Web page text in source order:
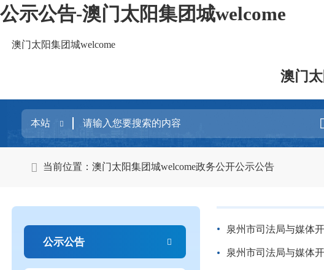
公示公告-澳门太阳集团城welcome
澳门太阳集团城welcome
澳门
当前位置：澳门太阳集团城welcome政务公开公示公告
公示公告
泉州市司法局与媒体
泉州市司法局与媒体